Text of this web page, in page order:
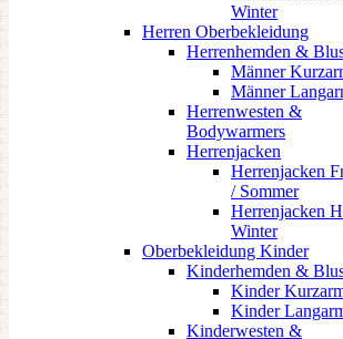
Winter
Herren Oberbekleidung
Herrenhemden &
Männer
Männer
Herrenwesten &
Bodywarmers
Herrenjacken
Herrenjacken
/ Sommer
Herrenjacken
Winter
Oberbekleidung Kinder
Kinderhemden &
Kinder
Kinder
Kinderwesten &